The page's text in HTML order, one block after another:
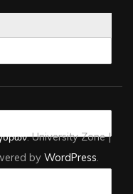
. University Zone |
by WordPress